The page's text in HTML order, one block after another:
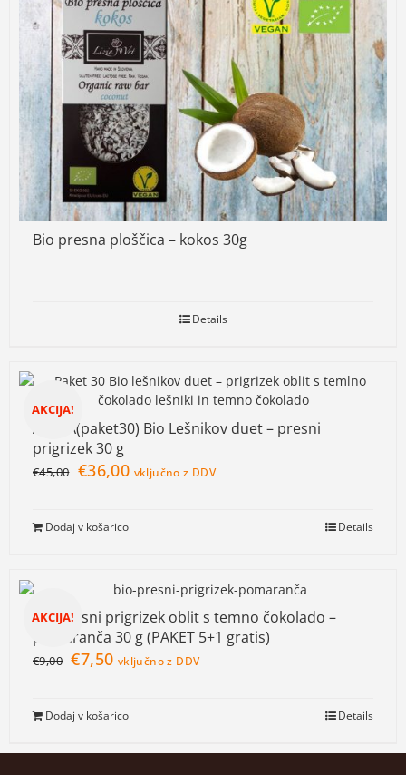
Bio presna ploščica – kokos 30g
Details
AKCIJA!
AKCIJA(paket30) Bio Lešnikov duet – presni
prigrizek 30 g
€45,00 €36,00 vključno z DDV
Dodaj v košarico Details
AKCIJA!
Bio presni prigrizek oblit s temno čokolado –
pomaranča 30 g (PAKET 5+1 gratis)
€9,00 €7,50 vključno z DDV
Dodaj v košarico Details